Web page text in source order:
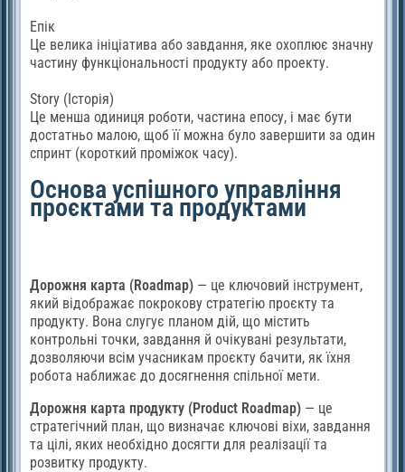
Епік
Це велика ініціатива або завдання, яке охоплює значну
частину функціональності продукту або проекту.
Story (Історія)
Це менша одиниця роботи, частина епосу, і має бути
достатньо малою, щоб її можна було завершити за один
спринт (короткий проміжок часу).
Основа успішного управління
проєктами та продуктами
Дорожня карта (Roadmap) — це ключовий інструмент,
який відображає покрокову стратегію проєкту та
продукту. Вона слугує планом дій, що містить
контрольні точки, завдання й очікувані результати,
дозволяючи всім учасникам проєкту бачити, як їхня
робота наближає до досягнення спільної мети.
Дорожня карта продукту (Product Roadmap) — це
стратегічний план, що визначає ключові віхи, завдання
та цілі, яких необхідно досягти для реалізації та
розвитку продукту.